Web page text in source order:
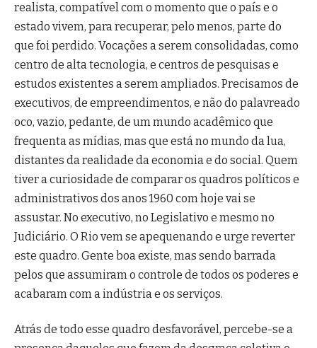
realista, compatível com o momento que o país e o
estado vivem, para recuperar, pelo menos, parte do
que foi perdido. Vocações a serem consolidadas, como
centro de alta tecnologia, e centros de pesquisas e
estudos existentes a serem ampliados. Precisamos de
executivos, de empreendimentos, e não do palavreado
oco, vazio, pedante, de um mundo acadêmico que
frequenta as mídias, mas que está no mundo da lua,
distantes da realidade da economia e do social. Quem
tiver a curiosidade de comparar os quadros políticos e
administrativos dos anos 1960 com hoje vai se
assustar. No executivo, no Legislativo e mesmo no
Judiciário. O Rio vem se apequenando e urge reverter
este quadro. Gente boa existe, mas sendo barrada
pelos que assumiram o controle de todos os poderes e
acabaram com a indústria e os serviços.
Atrás de todo esse quadro desfavorável, percebe-se a